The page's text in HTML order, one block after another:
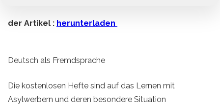
der Artikel : herunterladen
Deutsch als Fremdsprache
Die kostenlosen Hefte sind auf das Lernen mit
Asylwerbern und deren besondere Situation